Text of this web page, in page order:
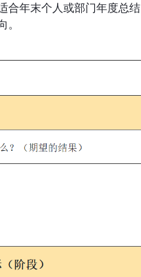
合年末个人或部门年度总
。